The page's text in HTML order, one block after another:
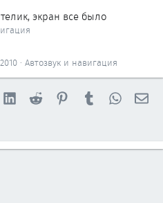
экран все было
Автозвук и навигация
LinkedInReddit PinterestTumblr